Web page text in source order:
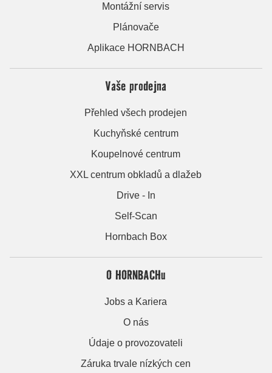
Montážní servis
Plánovače
Aplikace HORNBACH
Vaše prodejna
Přehled všech prodejen
Kuchyňské centrum
Koupelnové centrum
XXL centrum obkladů a dlažeb
Drive - In
Self-Scan
Hornbach Box
O HORNBACHu
Jobs a Kariera
O nás
Údaje o provozovateli
Záruka trvale nízkých cen